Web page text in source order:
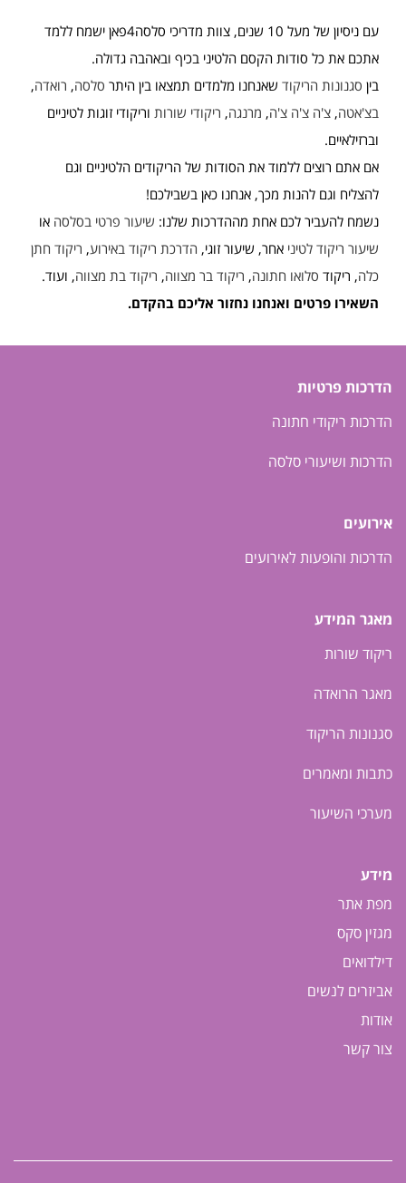
עם ניסיון של מעל 10 שנים, צוות מדריכי סלסה4פאן ישמח ללמד
אתכם את כל סודות הקסם הלטיני בכיף ובאהבה גדולה.
בין סגנונות הריקודשאנחנו מלמדים תמצאו בין היתר סלסה, רואדה,
בצ'אטה, צ'ה צ'ה צ'ה, מרנגה, ריקודי שורות וריקודי זוגות לטיניים
וברזילאיים.
אם אתם רוצים ללמוד את הסודות של הריקודים הלטיניים וגם
להצליח וגם להנות מכך, אנחנו כאן בשבילכם!
נשמח להעביר לכם אחת מההדרכות שלנו: שיעור פרטי בסלסה או
שיעור ריקוד לטיני אחר, שיעור זוגי, הדרכת ריקוד באירוע, ריקוד חתן
כלה, ריקוד סלואו חתונה, ריקוד בר מצווה, ריקוד בת מצווה, ועוד.
השאירו פרטים ואנחנו נחזור אליכם בהקדם.
הדרכות פרטיות
הדרכות ריקודי חתונה
הדרכות ושיעורי סלסה
אירועים
הדרכות והופעות לאירועים
מאגר המידע
ריקוד שורות
מאגר הרואדה
סגנונות הריקוד
כתבות ומאמרים
מערכי השיעור
מידע
מפת אתר
מגזין סקס
דילדואים
אביזרים לנשים
אודות
צור קשר